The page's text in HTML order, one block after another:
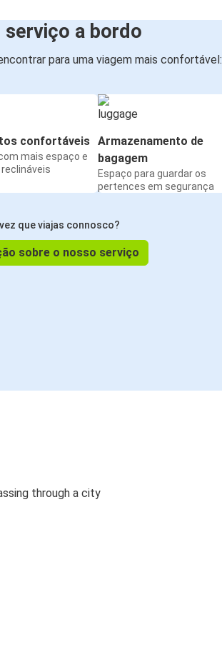
serviço a bordo
para uma viagem mais confortável:
confortáveis
mais espaço e
reclináveis
Armazenamento de
bagagem
Espaço para guardar os
pertences em segurança
que viajas connosco?
sobre o nosso serviço